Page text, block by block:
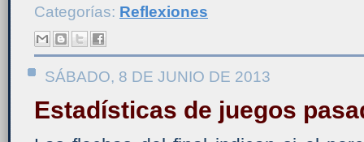
Categorías: Reflexiones
SÁBADO, 8 DE JUNIO DE 2013
Estadísticas de juegos